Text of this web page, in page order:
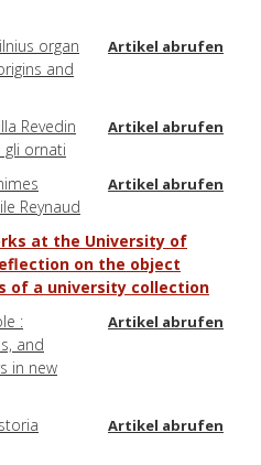
organ
and
Artikel abrufen
Revedin
gli ornati
Artikel abrufen
Reynaud
Artikel abrufen
at the University of
on the object
of a university collection
:
and
in new
Artikel abrufen
Artikel abrufen